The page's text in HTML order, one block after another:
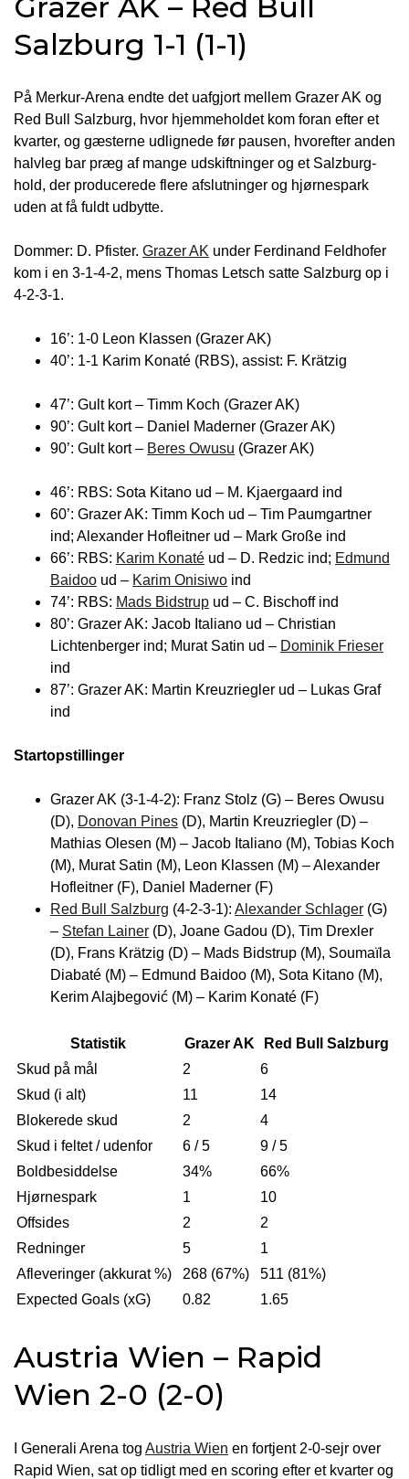
Salzburg 1-1 (1-1)
På Merkur-Arena endte det uafgjort mellem Grazer AK og
Red Bull Salzburg, hvor hjemmeholdet kom foran efter et
kvarter, og gæsterne udlignede før pausen, hvorefter anden
halvleg bar præg af mange udskiftninger og et Salzburg-
hold, der producerede flere afslutninger og hjørnespark
uden at få fuldt udbytte.
Dommer: D. Pfister. Grazer AK under Ferdinand Feldhofer
kom i en 3-1-4-2, mens Thomas Letsch satte Salzburg op i
4-2-3-1.
16’: 1-0 Leon Klassen (Grazer AK)
40’: 1-1 Karim Konaté (RBS), assist: F. Krätzig
47’: Gult kort – Timm Koch (Grazer AK)
90’: Gult kort – Daniel Maderner (Grazer AK)
90’: Gult kort – Beres Owusu (Grazer AK)
46’: RBS: Sota Kitano ud – M. Kjaergaard ind
60’: Grazer AK: Timm Koch ud – Tim Paumgartner
ind; Alexander Hofleitner ud – Mark Große ind
66’: RBS: Karim Konaté ud – D. Redzic ind; Edmund
Baidoo ud – Karim Onisiwo ind
74’: RBS: Mads Bidstrup ud – C. Bischoff ind
80’: Grazer AK: Jacob Italiano ud – Christian
Lichtenberger ind; Murat Satin ud – Dominik Frieser
ind
87’: Grazer AK: Martin Kreuzriegler ud – Lukas Graf
ind
Startopstillinger
Grazer AK (3-1-4-2): Franz Stolz (G) – Beres Owusu
(D), Donovan Pines (D), Martin Kreuzriegler (D) –
Mathias Olesen (M) – Jacob Italiano (M), Tobias Koch
(M), Murat Satin (M), Leon Klassen (M) – Alexander
Hofleitner (F), Daniel Maderner (F)
Red Bull Salzburg (4-2-3-1): Alexander Schlager (G)
– Stefan Lainer (D), Joane Gadou (D), Tim Drexler
(D), Frans Krätzig (D) – Mads Bidstrup (M), Soumaïla
Diabaté (M) – Edmund Baidoo (M), Sota Kitano (M),
Kerim Alajbegović (M) – Karim Konaté (F)
Statistik Grazer AK
Red Bull Salzburg
Skud på mål
2
6
Skud (i alt)
11
14
Blokerede skud
2
4
Skud i feltet / udenfor
6 / 5
9 / 5
Boldbesiddelse
34%
66%
Hjørnespark
1
10
Offsides
2
2
Redninger
5
1
Afleveringer (akkurat %)
268 (67%)
511 (81%)
Expected Goals (xG)
0.82 1.65
Austria Wien – Rapid
Wien 2-0 (2-0)
I Generali Arena tog Austria Wien en fortjent 2-0-sejr over
Rapid Wien, sat op tidligt med en scoring efter et kvarter og